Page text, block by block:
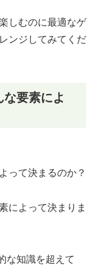
しむのに最適なゲ
ンジしてみてくだ
な要素によ
って決まるのか？
によって決まりま
な知識を超えて